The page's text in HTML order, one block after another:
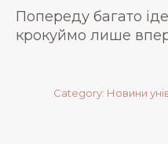
Попереду багато
крокуймо лише
Category: Новини